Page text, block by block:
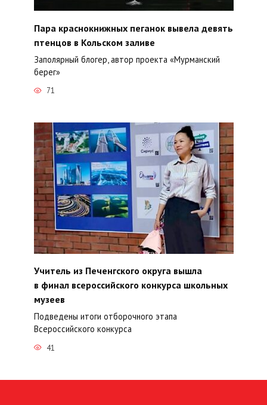
Пара краснокнижных пеганок вывела девять
птенцов в Кольском заливе
Заполярный блогер, автор проекта «Мурманский
берег»
71
Учитель из Печенгского округа вышла
в финал всероссийского конкурса школьных
музеев
Подведены итоги отборочного этапа
Всероссийского конкурса
41